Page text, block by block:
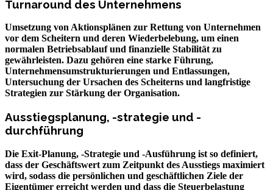
Turnaround des Unternehmens
Umsetzung von Aktionsplänen zur Rettung von Unternehmen
vor dem Scheitern und deren Wiederbelebung, um einen
normalen Betriebsablauf und finanzielle Stabilität zu
gewährleisten. Dazu gehören eine starke Führung,
Unternehmensumstrukturierungen und Entlassungen,
Untersuchung der Ursachen des Scheiterns und langfristige
Strategien zur Stärkung der Organisation.
Ausstiegsplanung, -strategie und -
durchführung
Die Exit-Planung, -Strategie und -Ausführung ist so definiert,
dass der Geschäftswert zum Zeitpunkt des Ausstiegs maximiert
wird, sodass die persönlichen und geschäftlichen Ziele der
Eigentümer erreicht werden und dass die Steuerbelastung